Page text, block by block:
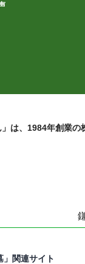
」は、1984年創業
」関連サイト